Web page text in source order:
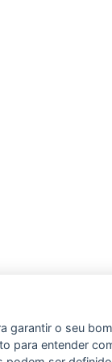
garantir o seu
para entender